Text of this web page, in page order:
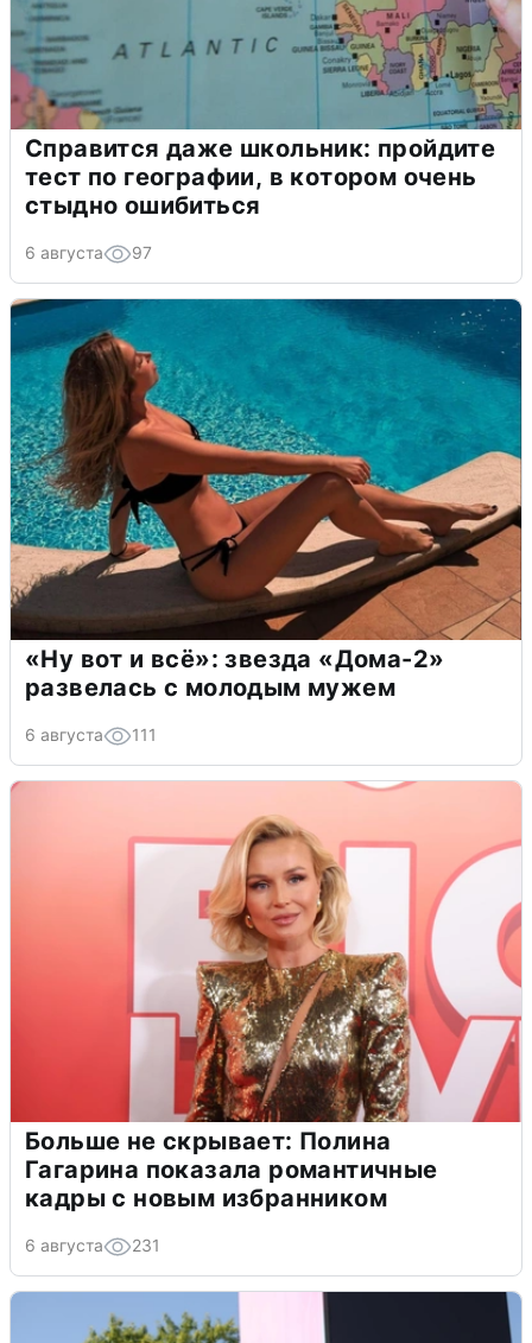
Справится даже школьник: пройдите
тест по географии, в котором очень
стыдно ошибиться
6 августа 97
«Ну вот и всё»: звезда «Дома-2»
развелась с молодым мужем
6 августа 111
Больше не скрывает: Полина
Гагарина показала романтичные
кадры с новым избранником
6 августа 231